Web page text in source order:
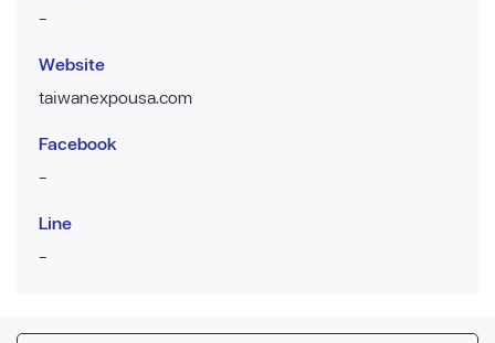
-
Website
taiwanexpousa.com
Facebook
-
Line
-